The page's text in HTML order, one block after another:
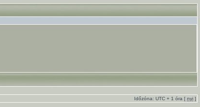
Időzóna: UTC + 1 óra [ nyi ]